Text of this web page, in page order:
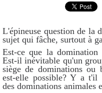
L'épineuse question de la
sujet qui fâche, surtout à
Est-ce que la domination
Est-il inévitable qu'un
siège de dominations ou
est-elle possible? Y a t'il
des dominations animales